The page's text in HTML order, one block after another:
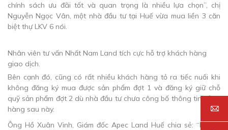
chính sách ưu đãi tốt và quan trọng là nhiều lựa chọn”, chị
Nguyễn Ngọc Vân, một nhà đầu tư tại Huế vừa mua liền 3 căn
biệt thự LKV 6 nói.
Nhân viên tư vấn Nhất Nam Land tích cực hỗ trợ khách hàng
giao dịch.
Bên cạnh đó, cũng có rất nhiều khách hàng tỏ ra tiếc nuối khi
không đăng ký mua được sản phẩm đợt 1 và đăng ký giữ chỗ
quỹ sản phẩm đợt 2 dù nhà đầu tư chưa công bố thông tin bảng
hàng sau này.
Ông Hồ Xuân Vinh, Giám đốc Apec Land Huế chia sẻ: “Dự án